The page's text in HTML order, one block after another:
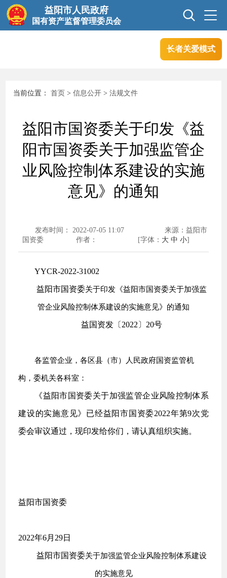
益阳市人民政府
国有资产监督管理委员会
信息公开
政务服务
长者关爱模式
当前位置：首页 >信息公开 >法规文件
益阳市国资委关于印发《益
阳市国资委关于加强监管企
业风险控制体系建设的实施
意见》的通知
发布时间： 2022-07-05 11:07
来源：益阳市
国资委
作者： [字体： 大 中 小]
YYCR-2022-31002
益阳市国资委关于印发《益阳市国资委关于加强监
管企业风险控制体系建设的实施意见》的通知
益国资发〔2022〕20号
各监管企业，各区县（市）人民政府国资监管机
构，委机关各科室：
《益阳市国资委关于加强监管企业风险控制体系
建设的实施意见》已经益阳市国资委2022年第9次党
委会审议通过，现印发给你们，请认真组织实施。
益阳市国资委
2022年6月29日
益阳市国资委关于加强监管企业风险控制体系建设
的实施意见